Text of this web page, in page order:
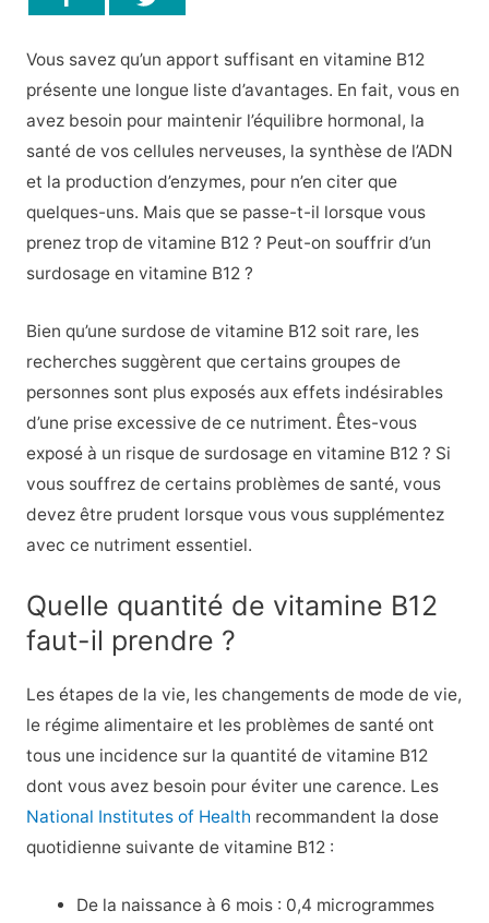
Vous savez qu’un apport suffisant en vitamine B12
présente une longue liste d’avantages. En fait, vous en
avez besoin pour maintenir l’équilibre hormonal, la
santé de vos cellules nerveuses, la synthèse de l’ADN
et la production d’enzymes, pour n’en citer que
quelques-uns. Mais que se passe-t-il lorsque vous
prenez trop de vitamine B12 ? Peut-on souffrir d’un
surdosage en vitamine B12 ?
Bien qu’une surdose de vitamine B12 soit rare, les
recherches suggèrent que certains groupes de
personnes sont plus exposés aux effets indésirables
d’une prise excessive de ce nutriment. Êtes-vous
exposé à un risque de surdosage en vitamine B12 ? Si
vous souffrez de certains problèmes de santé, vous
devez être prudent lorsque vous vous supplémentez
avec ce nutriment essentiel.
Quelle quantité de vitamine B12
faut-il prendre ?
Les étapes de la vie, les changements de mode de vie,
le régime alimentaire et les problèmes de santé ont
tous une incidence sur la quantité de vitamine B12
dont vous avez besoin pour éviter une carence. Les
National Institutes of Health recommandent la dose
quotidienne suivante de vitamine B12 :
De la naissance à 6 mois : 0,4 microgrammes